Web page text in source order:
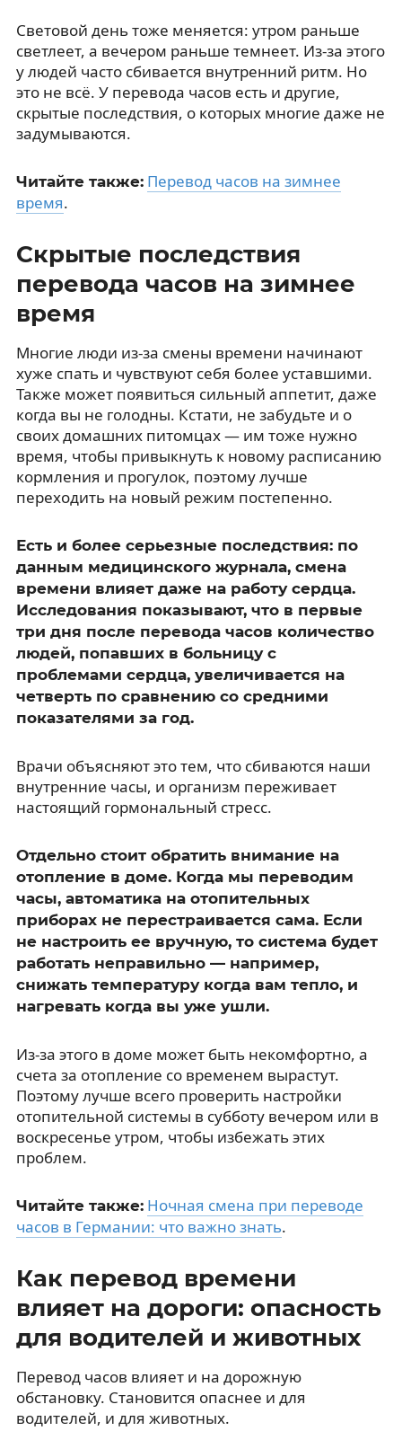
Световой день тоже меняется: утром раньше
светлеет, а вечером раньше темнеет. Из-за этого
у людей часто сбивается внутренний ритм. Но
это не всё. У перевода часов есть и другие,
скрытые последствия, о которых многие даже не
задумываются.
Читайте также: Перевод часов на зимнее
время.
Скрытые последствия
перевода часов на зимнее
время
Многие люди из-за смены времени начинают
хуже спать и чувствуют себя более уставшими.
Также может появиться сильный аппетит, даже
когда вы не голодны. Кстати, не забудьте и о
своих домашних питомцах — им тоже нужно
время, чтобы привыкнуть к новому расписанию
кормления и прогулок, поэтому лучше
переходить на новый режим постепенно.
Есть и более серьезные последствия: по
данным медицинского журнала, смена
времени влияет даже на работу сердца.
Исследования показывают, что в первые
три дня после перевода часов количество
людей, попавших в больницу с
проблемами сердца, увеличивается на
четверть по сравнению со средними
показателями за год.
Врачи объясняют это тем, что сбиваются наши
внутренние часы, и организм переживает
настоящий гормональный стресс.
Отдельно стоит обратить внимание на
отопление в доме. Когда мы переводим
часы, автоматика на отопительных
приборах не перестраивается сама. Если
не настроить ее вручную, то система будет
работать неправильно — например,
снижать температуру когда вам тепло, и
нагревать когда вы уже ушли.
Из-за этого в доме может быть некомфортно, а
счета за отопление со временем вырастут.
Поэтому лучше всего проверить настройки
отопительной системы в субботу вечером или в
воскресенье утром, чтобы избежать этих
проблем.
Читайте также: Ночная смена при переводе
часов в Германии: что важно знать.
Как перевод времени
влияет на дороги: опасность
для водителей и животных
Перевод часов влияет и на дорожную
обстановку. Становится опаснее и для
водителей, и для животных.